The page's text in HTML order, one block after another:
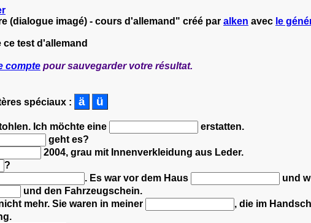
(dialogue imagé) - cours d'allemand" créé par alken avec le
ce test d'allemand
compte pour sauvegarder votre résultat.
spéciaux :
Ich möchte eine
erstatten.
geht es?
2004, grau mit Innenverkleidung aus Leder.
?
. Es war vor dem Haus
und
und den Fahrzeugschein.
mehr. Sie waren in meiner
, die im